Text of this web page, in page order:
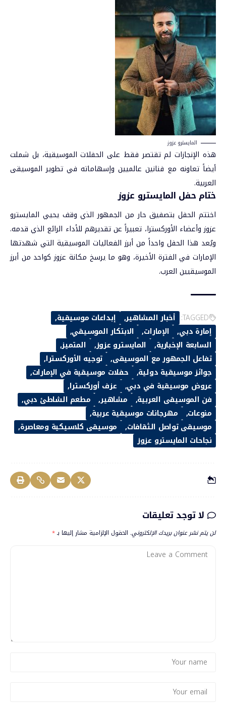
المايسترو عزوز
هذه الإنجازات لم تقتصر فقط على الحفلات الموسيقية، بل شملت
أيضاً تعاونه مع فنانين عالميين وإسهاماته في تطوير الموسيقى
العربية.
ختام حفل المايسترو عزوز
اختتم الحفل بتصفيق حار من الجمهور الذي وقف يحيي المايسترو
عزوز وأعضاء الأوركسترا، تعبيراً عن تقديرهم للأداء الرائع الذي قدمه.
ويُعد هذا الحفل واحداً من أبرز الفعاليات الموسيقية التي شهدتها
الإمارات في الفترة الأخيرة، وهو ما يرسخ مكانة عزوز كواحد من أبرز
الموسيقيين العرب.
TAGGED: أخبار المشاهير
إبداعات موسيقية
إمارة دبي
الإمارات
الابتكار الموسيقي
السابعة الإخبارية
المايسترو عزوز
المتميز
تفاعل الجمهور مع الموسيقى
توجيه الأوركسترا
جوائز موسيقية دولية
حفلات موسيقية في الإمارات
عروض موسيقية في دبي
عزف أوركسترا
فن الموسيقى العربية
مشاهير
مطعم الشاطئ دبي
منوعات
مهرجانات موسيقية عربية
موسيقى تواصل الثقافات
موسيقى كلاسيكية ومعاصرة
نجاحات المايسترو عزوز
لا توجد تعليقات
لن يتم نشر عنوان بريدك الإلكتروني. الحقول الإلزامية مشار إليها بـ*